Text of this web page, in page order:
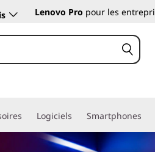
Lenovo Pro pour les
Logiciels Smartphones